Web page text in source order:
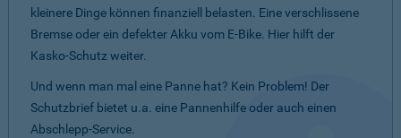
kleinere Dinge können finanziell belasten. Eine verschlissene
Bremse oder ein defekter Akku vom E-Bike. Hier hilft der
Kasko-Schutz weiter.
Und wenn man mal eine Panne hat? Kein Problem! Der
Schutzbrief bietet u.a. eine Pannenhilfe oder auch einen
Abschlepp-Service.